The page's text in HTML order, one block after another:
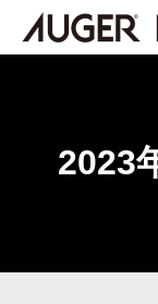
2023